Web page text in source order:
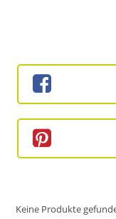
Keine Produkte